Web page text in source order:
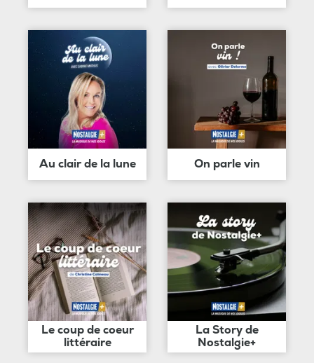
Au clair de la lune On parle vin
Le coup de coeur
littéraire
La Story de
Nostalgie+